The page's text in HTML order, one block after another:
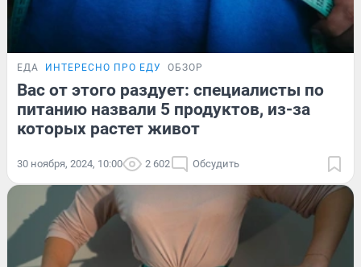
ЕДА ИНТЕРЕСНО ПРО ЕДУ ОБЗОР
Вас от этого раздует: специалисты по
питанию назвали 5 продуктов, из-за
которых растет живот
30 ноября, 2024, 10:00 2 602 Обсудить